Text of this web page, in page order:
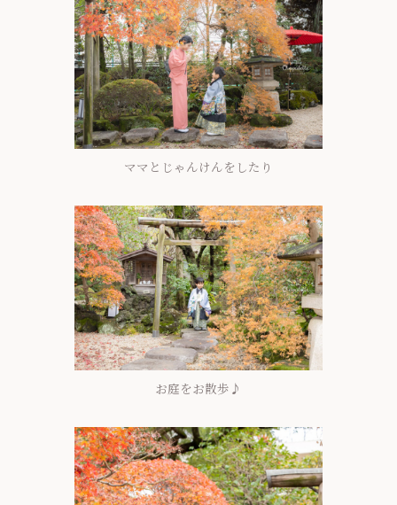
ママとじゃんけんをしたり
お庭をお散歩♪